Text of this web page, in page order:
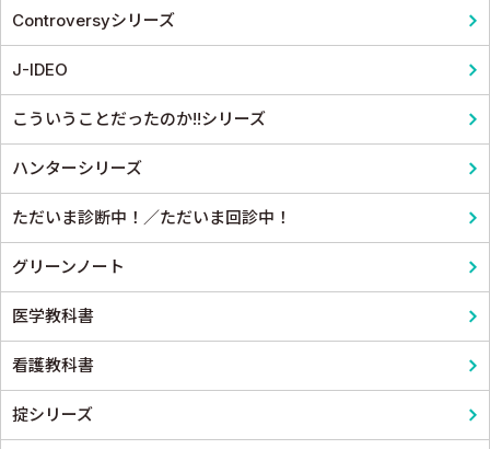
Controversyシリーズ
J-IDEO
こういうことだったのか!!シリーズ
ハンターシリーズ
ただいま診断中！／ただいま回診中！
グリーンノート
医学教科書
看護教科書
掟シリーズ